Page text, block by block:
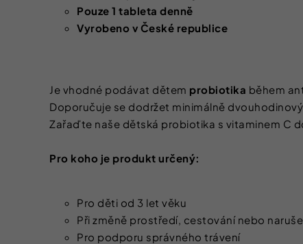
Pouze 1 tableta denně
Vyrobeno v České republice
Je vhodné podávat dětem probiotika během
Doporučuje se dodržet minimálně
Zařaďte naše dětská probiotika s vitaminem C
Pro koho je produkt určený:
Pro děti od 3 let věku
Při změně prostředí, cestování nebo
Pro podporu správného trávení